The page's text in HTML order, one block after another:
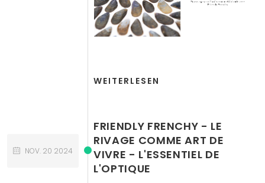
WEITERLESEN
FRIENDLY FRENCHY - LE
RIVAGE COMME ART DE
VIVRE - L'ESSENTIEL DE
L'OPTIQUE
NOV. 20 2024